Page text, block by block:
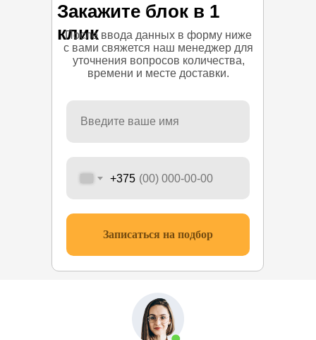
Закажите блок в 1
клик
+375
Записаться на подбор
После ввода данных в форму ниже
с вами свяжется наш менеджер для
уточнения вопросов количества,
времени и месте доставки.